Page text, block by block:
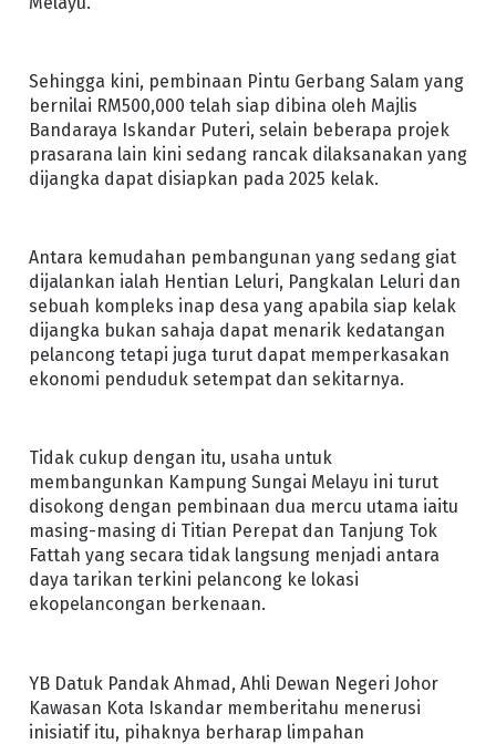
Sehingga kini, pembinaan Pintu Gerbang Salam yang
bernilai RM500,000 telah siap dibina oleh Majlis
Bandaraya Iskandar Puteri, selain beberapa projek
prasarana lain kini sedang rancak dilaksanakan yang
dijangka dapat disiapkan pada 2025 kelak.
Antara kemudahan pembangunan yang sedang giat
dijalankan ialah Hentian Leluri, Pangkalan Leluri dan
sebuah kompleks inap desa yang apabila siap kelak
dijangka bukan sahaja dapat menarik kedatangan
pelancong tetapi juga turut dapat memperkasakan
ekonomi penduduk setempat dan sekitarnya.
Tidak cukup dengan itu, usaha untuk
membangunkan Kampung Sungai Melayu ini turut
disokong dengan pembinaan dua mercu utama iaitu
masing-masing di Titian Perepat dan Tanjung Tok
Fattah yang secara tidak langsung menjadi antara
daya tarikan terkini pelancong ke lokasi
ekopelancongan berkenaan.
YB Datuk Pandak Ahmad, Ahli Dewan Negeri Johor
Kawasan Kota Iskandar memberitahu menerusi
inisiatif itu, pihaknya berharap limpahan